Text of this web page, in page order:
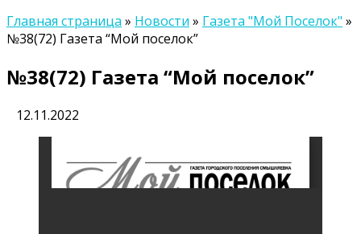
Главная страница » Новости » Газета "Мой Поселок" »
№38(72) Газета “Мой поселок”
№38(72) Газета “Мой поселок”
12.11.2022